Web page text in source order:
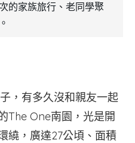
的家族旅行、老同學聚
，有多久沒和親友一起
The One南園，光是開
繞，廣達27公頃、面積